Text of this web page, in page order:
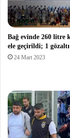
Bağ evinde 260 litre
ele geçirildi; 1 gözaltı
24 Mart 2023